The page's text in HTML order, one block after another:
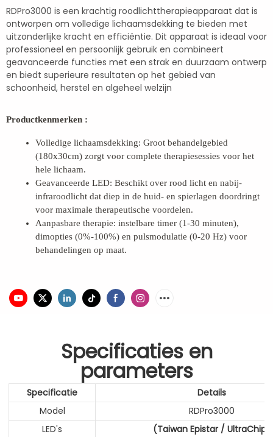
RDPro3000 is een krachtig roodlichttherapieapparaat dat is
ontworpen om volledige lichaamsdekking te bieden met
uitzonderlijke kracht en efficiëntie. Dit apparaat is ideaal voor
professioneel en persoonlijk gebruik en combineert
geavanceerde functies met een strak en duurzaam ontwerp
en biedt superieure resultaten op het gebied van
schoonheid, herstel en algeheel welzijn
Productkenmerken :
Volledige lichaamsdekking: Groot behandelgebied
(180x30cm) zorgt voor complete therapiesessies voor het
hele lichaam.
Geavanceerde LED: Beschikt over rood licht en nabij-
infraroodlicht dat diep in de huid- en spierlagen doordringt
voor maximale therapeutische voordelen.
Aanpasbare therapie: instelbare timer (1-30 minuten),
dimopties (0%-100%) en pulsmodulatie (0-20 Hz) voor
behandelingen op maat.
Specificaties en
parameters
Specificatie
Details
Model
RDPro3000
LED's
(Taiwan Epistar / UltraChip)